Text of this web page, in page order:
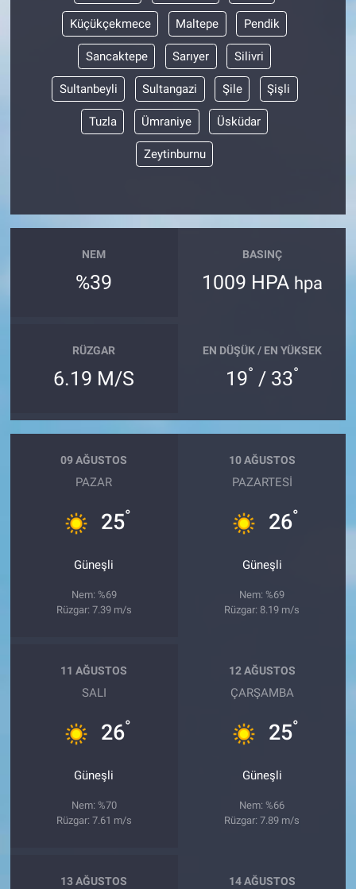
Küçükçekmece Maltepe Pendik
Sancaktepe Sarıyer Silivri
Sultanbeyli Sultangazi Şile Şişli
Tuzla Ümraniye Üsküdar
Zeytinburnu
NEM
%39
BASINÇ
1009 HPA hpa
RÜZGAR
6.19 M/S
EN DÜŞÜK / EN YÜKSEK
19° / 33°
09 AĞUSTOS
PAZAR
25°
Güneşli
Nem: %69
Rüzgar: 7.39 m/s
10 AĞUSTOS
PAZARTESI
26°
Güneşli
Nem: %69
Rüzgar: 8.19 m/s
11 AĞUSTOS
SALI
26°
Güneşli
Nem: %70
Rüzgar: 7.61 m/s
12 AĞUSTOS
ÇARŞAMBA
25°
Güneşli
Nem: %66
Rüzgar: 7.89 m/s
13 AĞUSTOS 14 AĞUSTOS